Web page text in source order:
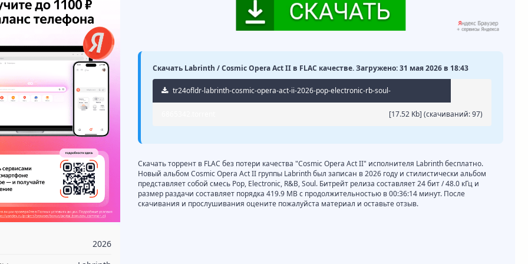
2026
Скачать Labrinth / Cosmic Opera Act II в FLAC качестве. Загружено: 31 мая 2026 в 18:43
tr24ofldr-labrinth-cosmic-opera-act-ii-2026-pop-electronic-rb-soul-
[17.52 Kb] (cкачиваний: 97)
Скачать торрент в FLAC без потери качества "Cosmic Opera Act II" исполнителя Labrinth бесплатно.
Новый альбом Cosmic Opera Act II группы Labrinth был записан в 2026 году и стилистически альбом
представляет собой смесь Pop, Electronic, R&B, Soul. Битрейт релиза составляет 24 бит / 48.0 кГц и
размер раздачи составляет порядка 419.9 MB с продолжительностью в 00:36:14 минут. После
скачивания и прослушивания оцените пожалуйста материал и оставьте отзыв.